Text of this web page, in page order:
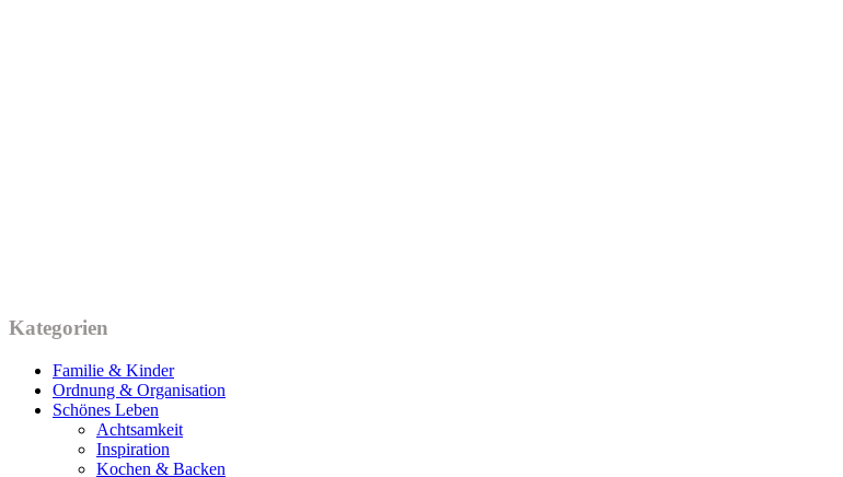
Kategorien
Familie & Kinder
Ordnung & Organisation
Schönes Leben
Achtsamkeit
Inspiration
Kochen & Backen